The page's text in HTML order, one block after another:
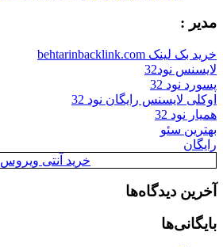
مدیر :
خرید بک لینک behtarinbacklink.com
لایسنس نود32
پسورد نود 32
اوکلی لایسنس رایگان نود 32
همیار نود 32
بهترین سئو
رایگان
خرید آنتی ویروس
آخرین دیدگاه‌ها
بایگانی‌ها